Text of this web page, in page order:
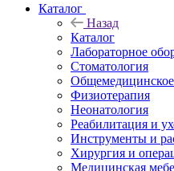
Каталог
Назад
Каталог
Лабораторное
Стоматология
Физиотерапия
Неонатология
Реабилитация и
Инструменты и
Хирургия и
Медицинская